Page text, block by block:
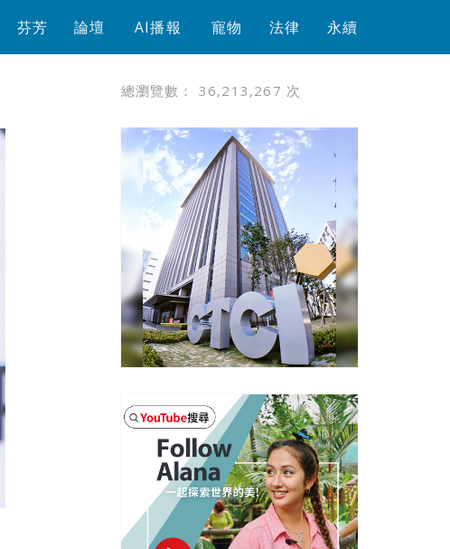
芬芳 論壇 AI播報 寵物 法律 永續
總瀏覽數： 36,213,267 次